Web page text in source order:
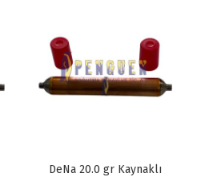
DeNa 40.0 gr Kaynaklı